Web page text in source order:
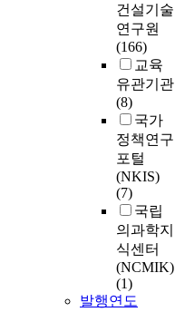
건설기술
연구원
(166)
교육
유관기관
(8)
국가
정책연구
포털
(NKIS)
(7)
국립
의과학지
식센터
(NCMIK)
(1)
발행연도